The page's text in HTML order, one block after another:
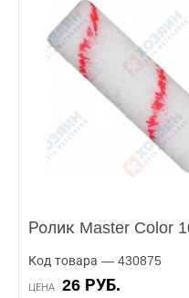
Ролик Master Color
Код товара — 430875
ЦЕНА 26 РУБ.